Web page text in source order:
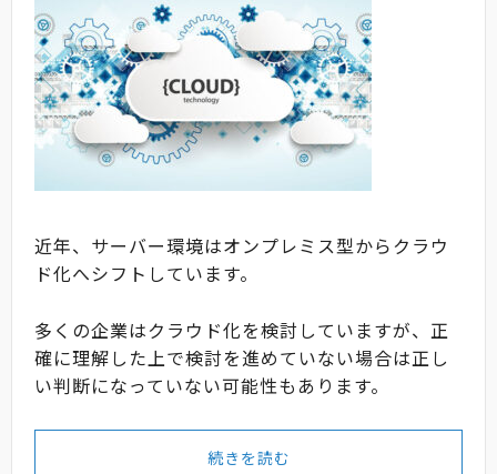
近年、サーバー環境はオンプレミス型からクラウ
ド化へシフトしています。
多くの企業はクラウド化を検討していますが、正
確に理解した上で検討を進めていない場合は正し
い判断になっていない可能性もあります。
続きを読む